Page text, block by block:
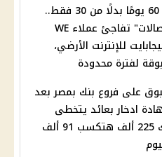
باقتك هتكمل 60 يومًا بدلًا من 30 فقط..
"المصرية للاتصالات" تفاجئ عملاء WE
4200 جيجابايت للإنترنت الأرضي،
لفترة محدودة
على فروع بنك بمصر بعد
ادخار بعائد يتخطى
40%.. لو معاك 225 ألف هتكسب 91 ألف